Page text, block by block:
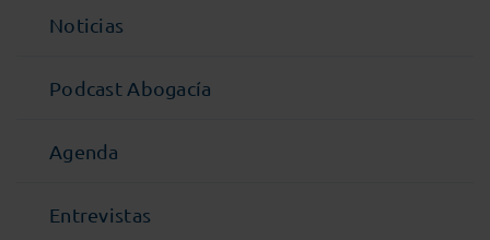
Noticias
Podcast Abogacía
Agenda
Entrevistas